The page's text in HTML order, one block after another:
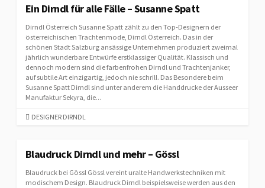
E
O
R
I
E
S
Ein Dirndl für alle Fälle – Susanne Spatt
Dirndl Österreich Susanne Spatt zählt zu den Top-Designern der
österreichischen Trachtenmode, Dirndl Österreich. Das in der
schönen Stadt Salzburg ansässige Unternehmen produziert zweimal
jährlich wunderbare Entwürfe erstklassiger Qualität. Klassisch und
dennoch modern sind die farbenfrohen Dirndl und Trachtenjanker,
auf subtile Art einzigartig, jedoch nie schrill. Das Besondere beim
Susanne Spatt Dirndl sind unter anderem die Handdrucke der Ausseer
Manufaktur Sekyra, die...
C
E
O
R
DESIGNER DIRNDL
Blaudruck Dirndl und mehr – Gössl
Blaudruck bei Gössl Gössl vereint uralte Handwerkstechniken mit
modischem Design. Blaudruck Dirndl beispielsweise werden aus den